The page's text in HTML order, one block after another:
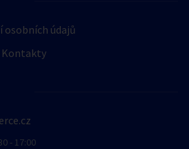
osobních údajů
Kontakty
- 17:00